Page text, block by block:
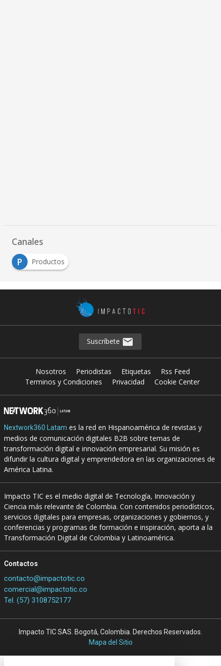
Canales
P
Productos
Suscríbete
Nosotros Periodistas Etiquetas
Rss Feed
Terminos y Condiciones
Privacidad Cookie Center
Nextwork360 Latam es la red en Hispanoamérica de revistas y
medios de comunicación digitales B2B sobre temas de
transformación digital e innovación empresarial. Su misión es
difundir la cultura digital y emprendedora en las organizaciones de
América Latina.
Impacto TIC es el medio digital de Tecnología, Innovación y
Ciencia más relevante de Colombia. Con contenidos periodísticos,
servicios digitales para empresas, organizaciones y gobiernos, y
conferencias y programas de formación e inspiración, aporta a la
Transformación Digital de Colombia y Latinoamérica.
Contactos
contacto@impactotic.co
comercial@impactotic.co
Tel. (57) 3108752177
Impacto TIC SAS. Bogotá, Colombia. Derechos Reservados.
Mapa del Sitio